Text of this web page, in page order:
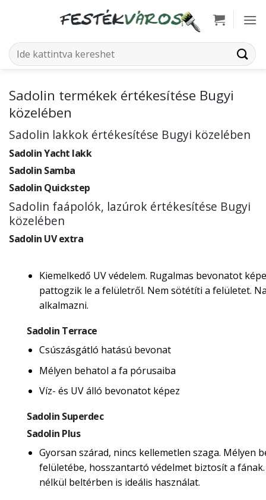
Keresés
a
Sadolin termékek értékesítése Bugyi
közelében
Sadolin lakkok értékesítése Bugyi közelében
Sadolin Yacht lakk
Sadolin Samba
Sadolin Quickstep
Sadolin faápolók, lazúrok értékesítése Bugyi
közelében
Sadolin UV extra
Kiemelkedő UV védelem. Rugalmas bevonatot
pattogzik le a felületről. Nem sötétíti a felületet.
alkalmazni.
Sadolin Terrace
Csúszásgátló hatású bevonat
Mélyen behatol a fa pórusaiba
Víz- és UV álló bevonatot képez
Sadolin Superdec
Sadolin Plus
Gyorsan szárad, nincs kellemetlen szaga. Mélyen
felületébe, hosszantartó védelmet biztosít a
nélkül beltérben is ideális használat.